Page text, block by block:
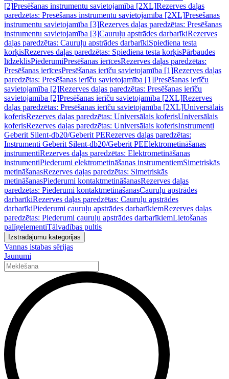
[2]Presēšanas instrumentu savietojamība [2XL]Rezerves daļas
paredzētas: Presēšanas instrumentu savietojamība [2XL]Presēšanas
instrumentu savietojamība [3]Rezerves daļas paredzētas: Presēšanas
instrumentu savietojamība [3]Cauruļu apstrādes darbarīkiRezerves
daļas paredzētas: Cauruļu apstrādes darbarīkiSpiediena testa
korķisRezerves daļas paredzētas: Spiediena testa korķisPārbaudes
līdzeklisPiederumiPresēšanas ierīcesRezerves daļas paredzētas:
Presēšanas ierīcesPresēšanas ierīču savietojamība [1]Rezerves daļas
paredzētas: Presēšanas ierīču savietojamība [1]Presēšanas ierīču
savietojamība [2]Rezerves daļas paredzētas: Presēšanas ierīču
savietojamība [2]Presēšanas ierīču savietojamība [2XL]Rezerves
daļas paredzētas: Presēšanas ierīču savietojamība [2XL]Universālais
koferisRezerves daļas paredzētas: Universālais koferisUniversālais
koferisRezerves daļas paredzētas: Universālais koferisInstrumenti
Geberit Silent-db20/Geberit PERezerves daļas paredzētas:
Instrumenti Geberit Silent-db20/Geberit PEElektrometināšanas
instrumentiRezerves daļas paredzētas: Elektrometināšanas
instrumentiPiederumi elektrometināšanas instrumentiemSimetriskās
metināšanasRezerves daļas paredzētas: Simetriskās
metināšanasPiederumi kontaktmetināšanasRezerves daļas
paredzētas: Piederumi kontaktmetināšanasCauruļu apstrādes
darbarīkiRezerves daļas paredzētas: Cauruļu apstrādes
darbarīkiPiederumi cauruļu apstrādes darbarīkiemRezerves daļas
paredzētas: Piederumi cauruļu apstrādes darbarīkiemLietošanas
palīgelementiTālvadības pultis
Izstrādājumu kategorijas
Vannas istabas sērijas
Jaunumi